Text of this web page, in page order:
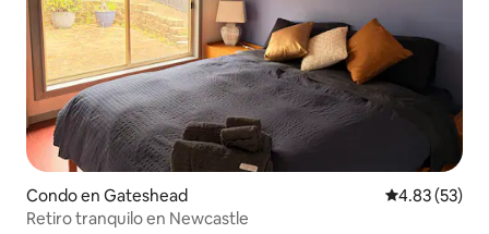
Condo en Gateshead Calificación
4.83 (53)
Retiro tranquilo en Newcastle